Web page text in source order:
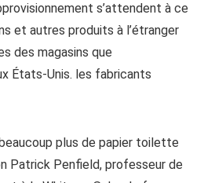
s’attendent à ce
et autres produits à l’étranger
des magasins que
États-Unis. les fabricants
plus de papier toilette
Patrick Penfield, professeur de